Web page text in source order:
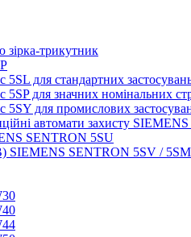
зірка-трикутник
5SL для стандартних
для значних номінальних
5SY для промислових
автомати захисту
SENTRON 5SU
SIEMENS SENTRON 5SV / 5SM